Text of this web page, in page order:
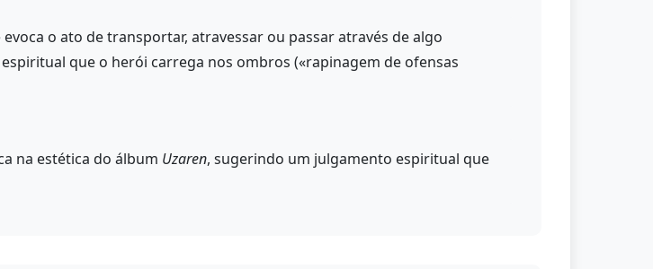
o ato de transportar, atravessar ou passar através de algo
que o herói carrega nos ombros («rapinagem de ofensas
na estética do álbum Uzaren, sugerindo um julgamento espiritual que